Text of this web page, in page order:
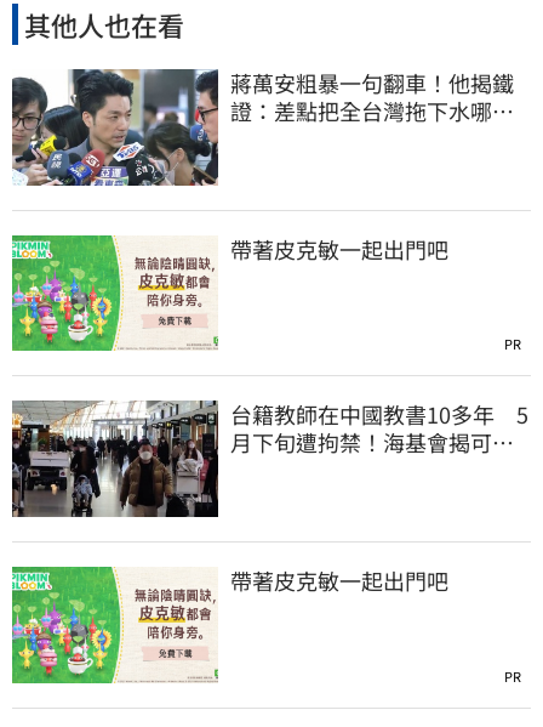
其他人也在看
蔣萬安粗暴一句翻車！他揭鐵
證：差點把全台灣拖下水哪時
帶著皮克敏一起出門吧
PR
台籍教師在中國教書10多年 5
月下旬遭拘禁！海基會揭可能
帶著皮克敏一起出門吧
PR